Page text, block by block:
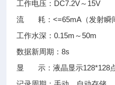
工作电压：DC7.2V～15V
流 耗：<=65mA（发射瞬
工作水深：0.15m～50m
数据新周期：8s
显 示：液晶显示128*128